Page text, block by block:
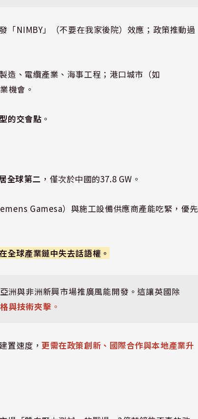
「NIMBY」（不要在我家後院）效應；政策推動過
造、電纜產業、海事工程；港口城市（如
機會。
的交會點 。
全球第二 ，僅次於中國的37.8 GW。
Gamesa）與施工設備供應商產能吃緊，優先
全球產業鏈中失去話語權。
洲與非洲新興市場推廣風能開發。這讓英國除
與技術夾擊 。
置速度，更需在政策創新、國際合作與本地產業升